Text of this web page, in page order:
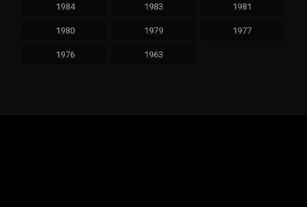
1984 1983 1981
1980 1979 1977
1976 1963